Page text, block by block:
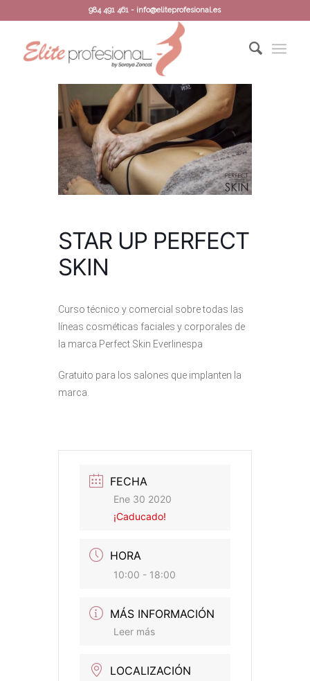
984 491 461 - info@eliteprofesional.es
STAR UP PERFECT
SKIN
Curso técnico y comercial sobre todas las
líneas cosméticas faciales y corporales de
la marca Perfect Skin Everlinespa
Gratuito para los salones que implanten la
marca.
FECHA
Ene 30 2020
¡Caducado!
HORA
10:00 - 18:00
MÁS INFORMACIÓN
Leer más
LOCALIZACIÓN